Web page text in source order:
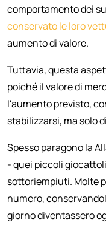
comportamento dei
conservato le loro
aumento di valore.
Tuttavia, questa
poiché il valore di
l'aumento previsto,
stabilizzarsi, ma solo
Spesso paragono la
- quei piccoli
sottoriempiuti. Molte
numero,
giorno diventassero